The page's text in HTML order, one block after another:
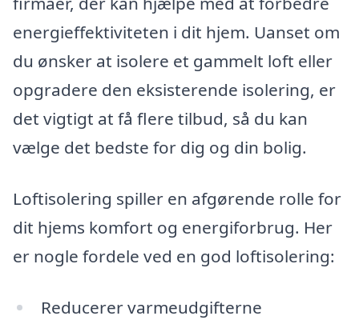
energieffektiviteten i dit hjem. Uanset om
du ønsker at isolere et gammelt loft eller
opgradere den eksisterende isolering, er
det vigtigt at få flere tilbud, så du kan
vælge det bedste for dig og din bolig.
Loftisolering spiller en afgørende rolle for
dit hjems komfort og energiforbrug. Her
er nogle fordele ved en god loftisolering:
Reducerer varmeudgifterne